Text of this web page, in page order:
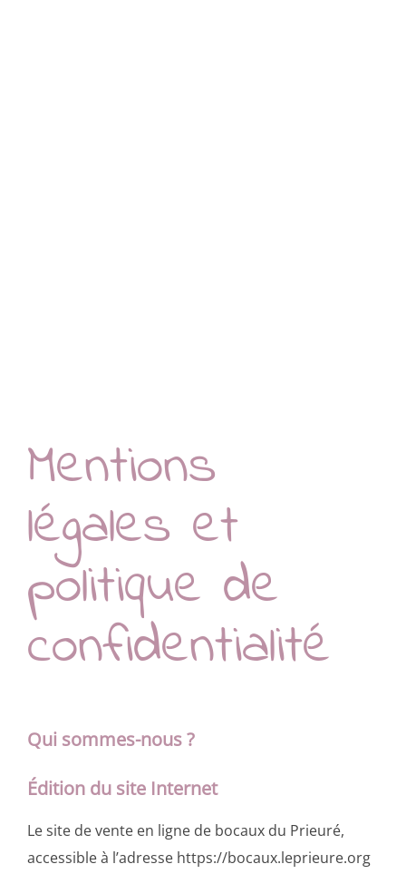
Mentions
légales et
politique de
confidentialité
Qui sommes-nous ?
Édition du site Internet
Le site de vente en ligne de bocaux du Prieuré,
accessible à l’adresse https://bocaux.leprieure.org